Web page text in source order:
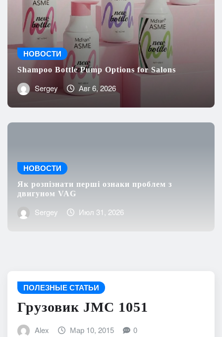
НОВОСТИ
Shampoo Bottle Pump Options for Salons
Sergey Авг 6, 2026
НОВОСТИ
Як розпізнати перші ознаки проблем з
двигуном VAG
Sergey Июл 31, 2026
ПОЛЕЗНЫЕ СТАТЬИ
Грузовик JMC 1051
Alex Мар 10, 2015 0